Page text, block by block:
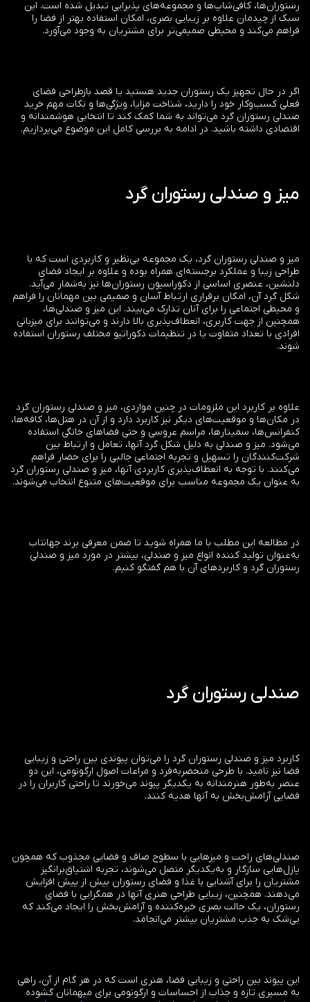
رستوران‌ها، کافی‌شاپ‌ها و مجموعه‌های پذیرایی تبدیل شده است. این
سبک از چیدمان علاوه بر زیبایی بصری، امکان استفاده بهتر از فضا را
فراهم می‌کند و محیطی صمیمی‌تر برای مشتریان به وجود می‌آورد.
اگر در حال تجهیز یک رستوران جدید هستید یا قصد بازطراحی فضای
فعلی کسب‌وکار خود را دارید، شناخت مزایا، ویژگی‌ها و نکات مهم خرید
صندلی رستوران گرد می‌تواند به شما کمک کند تا انتخابی هوشمندانه و
اقتصادی داشته باشید. در ادامه به بررسی کامل این موضوع می‌پردازیم.
میز و صندلی رستوران گرد
میز و صندلی رستوران گرد، یک مجموعه بی‌نظیر و کاربردی است که با
طراحی زیبا و عملکرد برجسته‌ای همراه بوده و علاوه بر ایجاد فضای
دلنشین، عنصری اساسی از دکوراسیون رستوران‌ها نیز به‌شمار می‌آید.
شکل گرد آن، امکان برقراری ارتباط آسان و صمیمی بین مهمانان را فراهم
و محیطی اجتماعی را برای آنان تدارک می‌بیند. این میز و صندلی‌ها،
همچنین از جهت کاربری، انعطاف‌پذیری بالا دارند و می‌توانند برای میزبانی
افرادی با تعداد متفاوت یا در تنظیمات دکوراتیو مختلف رستوران استفاده
شوند.
علاوه بر کاربرد این ملزومات در چنین مواردی، میز و صندلی رستوران گرد
در مکان‌ها و موقعیت‌های دیگر نیز کاربرد دارد و از آن در هتل‌ها، کافه‌ها،
کنفرانس‌ها، سمینارها، مراسم عروسی و حتی فضاهای خانگی استفاده
می‌شود. میز و صندلی به دلیل شکل گرد آنها، تعامل و ارتباط بین
شرکت‌کنندگان را تسهیل و تجربه اجتماعی جالبی را برای حضار فراهم
می‌کنند. با توجه به انعطاف‌پذیری کاربردی آنها، میز و صندلی رستوران گرد
به عنوان یک مجموعه مناسب برای موقعیت‌های متنوع انتخاب می‌شوند.
در مطالعه این مطلب با ما همراه شوید تا ضمن معرفی برند جهانتاب
به‌عنوان تولید کننده انواع میز و صندلی، بیشتر در مورد میز و صندلی
رستوران گرد و کاربردهای آن با هم گفتگو کنیم.
صندلی رستوران گرد
کاربرد میز و صندلی رستوران گرد را می‌توان پیوندی بین راحتی و زیبایی
فضا نیز نامید. با طرحی منحصربه‌فرد و مراعات اصول ارگونومی، این دو
عنصر به‌طور هنرمندانه به یکدیگر پیوند می‌خورند تا راحتی کاربران را در
فضایی آرامش‌بخش به آنها هدیه کنند.
صندلی‌های راحت و میزهایی با سطوح صاف و فضایی مجذوب که همچون
پازل‌هایی سازگار و به‌یکدیگر متصل می‌شوند، تجربه‌ اشتیاق‌برانگیز
مشتریان را برای آشنایی با غذا و فضای رستوران بیش از پیش افزایش
می‌دهند. همچنین، زیبایی طراحی هنری آنها در همگرایی با فضای
رستوران، یک حالت بصری خیره‌کننده و آرامش‌بخش را ایجاد می‌کند که
بی‌شک به جذب مشتریان بیشتر می‌انجامد.
این پیوند بین راحتی و زیبایی فضا، هنری است که در هر گام از آن، راهی
به مسیری تازه و جذاب از احساسات و ارگونومی برای میهمانان گشوده